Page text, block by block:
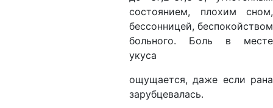
состоянием, плохим сном,
бессонницей, беспокойством
больного. Боль в месте
укуса
ощущается, даже если рана
зарубцевалась.